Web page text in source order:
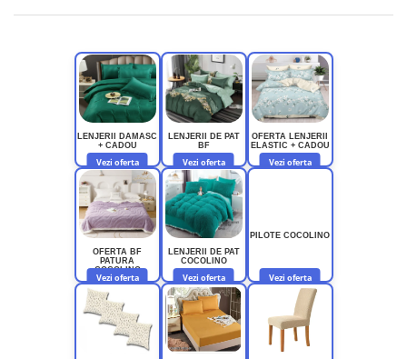
LENJERII DAMASC
+ CADOU
Vezi oferta
LENJERII DE PAT
BF
Vezi oferta
OFERTA LENJERII
ELASTIC + CADOU
Vezi oferta
OFERTA BF
PATURA
COCOLINO
Vezi oferta
LENJERII DE PAT
COCOLINO
Vezi oferta
PILOTE COCOLINO
Vezi oferta